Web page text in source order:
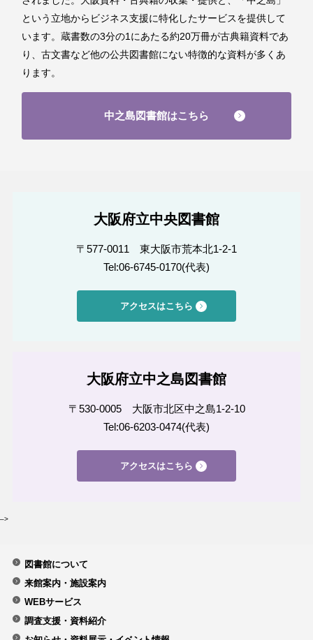
という立地からビジネス支援に特化したサービスを提供して
います。蔵書数の3分の1にあたる約20万冊が古典籍資料であ
り、古文書など他の公共図書館にない特徴的な資料が多くあ
ります。
中之島図書館はこちら
大阪府立中央図書館
〒577-0011 東大阪市荒本北1-2-1
Tel:06-6745-0170(代表)
アクセスはこちら
大阪府立中之島図書館
〒530-0005 大阪市北区中之島1-2-10
Tel:06-6203-0474(代表)
アクセスはこちら
–>
図書館について
来館案内・施設案内
WEBサービス
調査支援・資料紹介